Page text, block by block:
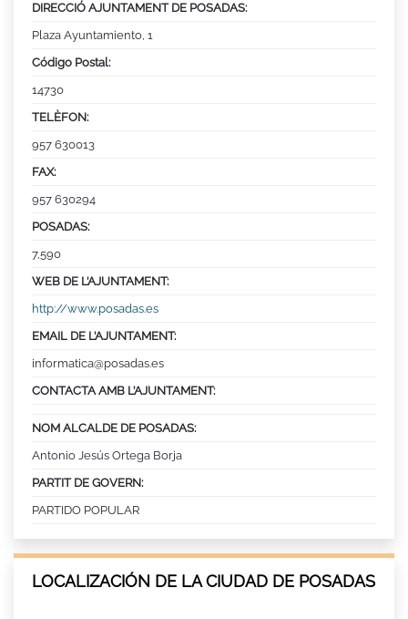
DIRECCIÓ AJUNTAMENT DE POSADAS:
Plaza Ayuntamiento, 1
Código Postal:
14730
TELÈFON:
957 630013
FAX:
957 630294
POSADAS:
7,590
WEB DE L’AJUNTAMENT:
http://www.posadas.es
EMAIL DE L’AJUNTAMENT:
informatica@posadas.es
CONTACTA AMB L’AJUNTAMENT:
NOM ALCALDE DE POSADAS:
Antonio Jesús Ortega Borja
PARTIT DE GOVERN:
PARTIDO POPULAR
LOCALIZACIÓN DE LA CIUDAD DE POSADAS